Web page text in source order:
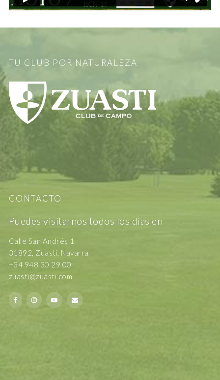
TU CLUB POR NATURALEZA
CONTACTO
Puedes visitarnos todos los días en
Calle San Andrés 1
31892, Zuasti, Navarra
+34 948 30 29 00
zuasti@zuasti.com